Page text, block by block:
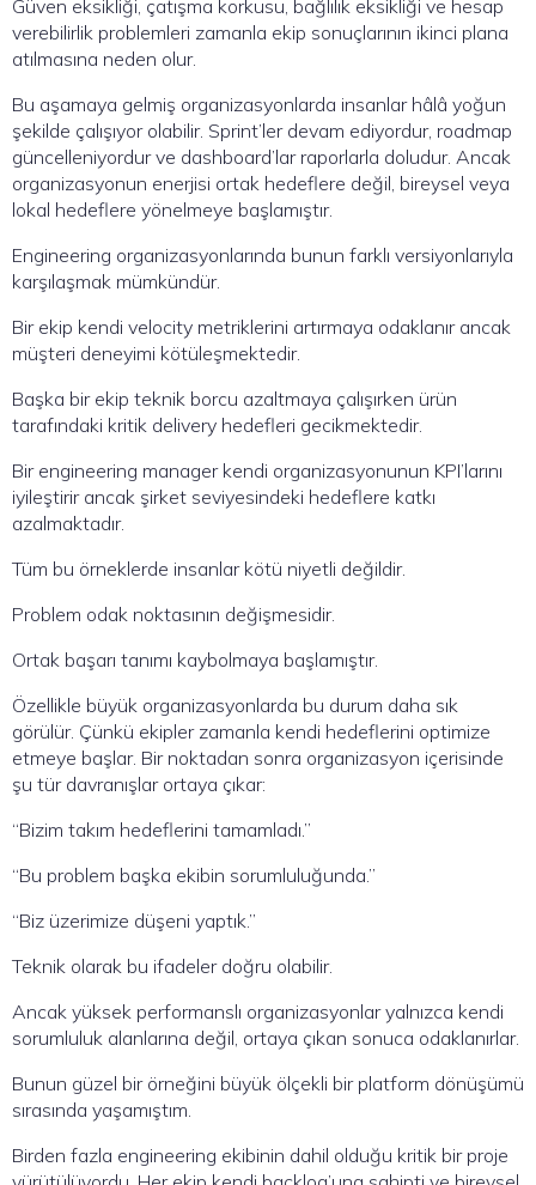
Güven eksikliği, çatışma korkusu, bağlılık eksikliği ve hesap
verebilirlik problemleri zamanla ekip sonuçlarının ikinci plana
atılmasına neden olur.
Bu aşamaya gelmiş organizasyonlarda insanlar hâlâ yoğun
şekilde çalışıyor olabilir. Sprint’ler devam ediyordur, roadmap
güncelleniyordur ve dashboard’lar raporlarla doludur. Ancak
organizasyonun enerjisi ortak hedeflere değil, bireysel veya
lokal hedeflere yönelmeye başlamıştır.
Engineering organizasyonlarında bunun farklı versiyonlarıyla
karşılaşmak mümkündür.
Bir ekip kendi velocity metriklerini artırmaya odaklanır ancak
müşteri deneyimi kötüleşmektedir.
Başka bir ekip teknik borcu azaltmaya çalışırken ürün
tarafındaki kritik delivery hedefleri gecikmektedir.
Bir engineering manager kendi organizasyonunun KPI’larını
iyileştirir ancak şirket seviyesindeki hedeflere katkı
azalmaktadır.
Tüm bu örneklerde insanlar kötü niyetli değildir.
Problem odak noktasının değişmesidir.
Ortak başarı tanımı kaybolmaya başlamıştır.
Özellikle büyük organizasyonlarda bu durum daha sık
görülür. Çünkü ekipler zamanla kendi hedeflerini optimize
etmeye başlar. Bir noktadan sonra organizasyon içerisinde
şu tür davranışlar ortaya çıkar:
“Bizim takım hedeflerini tamamladı.”
“Bu problem başka ekibin sorumluluğunda.”
“Biz üzerimize düşeni yaptık.”
Teknik olarak bu ifadeler doğru olabilir.
Ancak yüksek performanslı organizasyonlar yalnızca kendi
sorumluluk alanlarına değil, ortaya çıkan sonuca odaklanırlar.
Bunun güzel bir örneğini büyük ölçekli bir platform dönüşümü
sırasında yaşamıştım.
Birden fazla engineering ekibinin dahil olduğu kritik bir proje